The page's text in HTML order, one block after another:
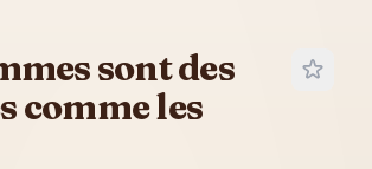
sont des
comme les